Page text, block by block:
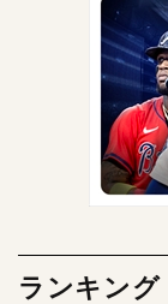
ランキング